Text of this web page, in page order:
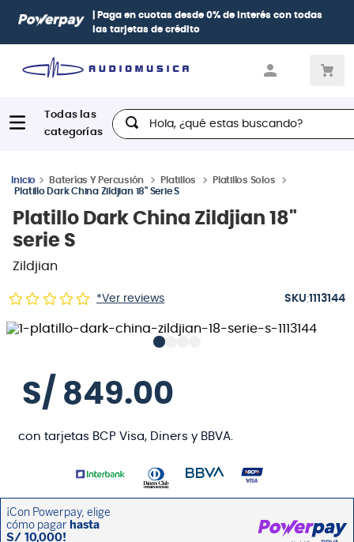
| Paga en cuotasdesde 0% de interéscon todas
las tarjetas de crédito
Hola, ¿qué estas buscando?
Baterías Y Percusión Platillos
Platillos Solos
Platillo Dark China Zildjian 18" Serie S
Platillo Dark China Zildjian 18"
serie S
Zildjian
*Ver reviews :1113144
S/ 849.00
con tarjetas BCP Visa, Diners y BBVA.